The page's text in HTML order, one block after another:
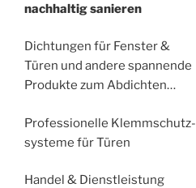
nachhaltig sanieren
Dichtungen für Fenster &
Türen und andere spannende
Produkte zum Abdichten…
Professionelle Klemmschutz-
systeme für Türen
Handel & Dienstleistung